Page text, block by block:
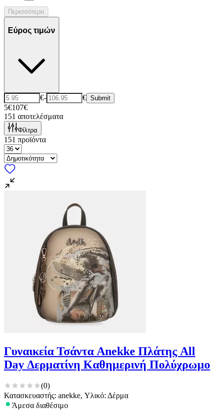
Περισσότερα
Εύρος τιμών
€- € Submit
5€107€
151 αποτελέσματα
Φίλτρα
151 προϊόντα
Γυναικεία Τσάντα Anekke Πλάτης All
Day Δερματίνη Καθημερινή Πολύχρωμο
(0)
Κατασκευαστής: anekke, Υλικό: Δέρμα
Άμεσα διαθέσιμο